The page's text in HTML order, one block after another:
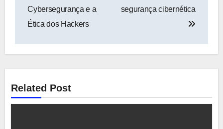
Post
Cybersegurança e a
Ética dos Hackers
segurança cibernética
Related Post